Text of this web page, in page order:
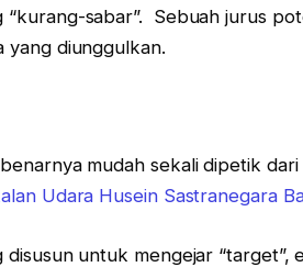
“kurang-sabar”. Sebuah jurus
yang diunggulkan.
mudah sekali dipetik
Udara Husein Sastranegara
disusun untuk mengejar “target”,